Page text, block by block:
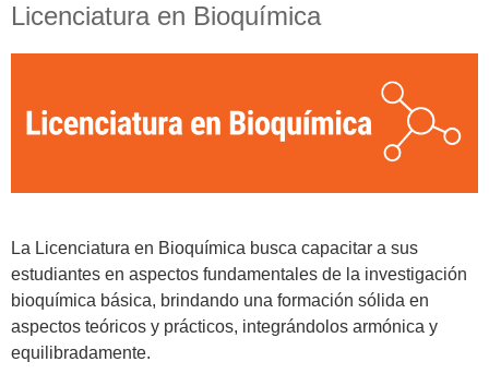
Licenciatura en Bioquímica
La Licenciatura en Bioquímica busca capacitar a sus
estudiantes en aspectos fundamentales de la investigación
bioquímica básica, brindando una formación sólida en
aspectos teóricos y prácticos, integrándolos armónica y
equilibradamente.